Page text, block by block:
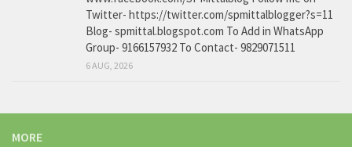
Twitter- https://twitter.com/spmittalblogger?s=11
Blog- spmittal.blogspot.com To Add in WhatsApp
Group- 9166157932 To Contact- 9829071511
6 AUG, 2026
MORE